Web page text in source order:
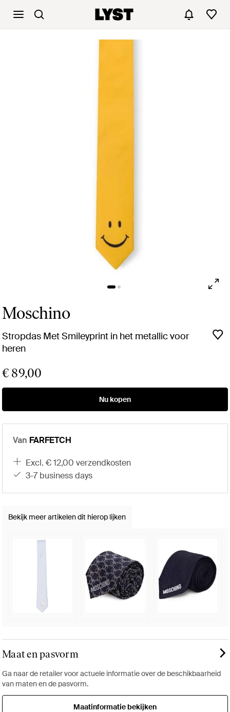
Moschino
Stropdas Met Smileyprint in het metallic voor
heren
€ 89,00
Nu kopen
Van FARFETCH
excl. € 12,00 verzendkosten
3-7 business days
Bekijk meer artikelen dit hierop lijken
Maat en pasvorm
Ga naar de retailer voor actuele informatie over de beschikbaarheid
van maten en de pasvorm.
Maatinformatie bekijken